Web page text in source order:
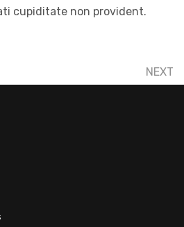
cupiditate non provident.
NEXT